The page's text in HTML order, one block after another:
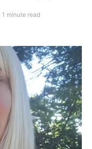
1 minute read